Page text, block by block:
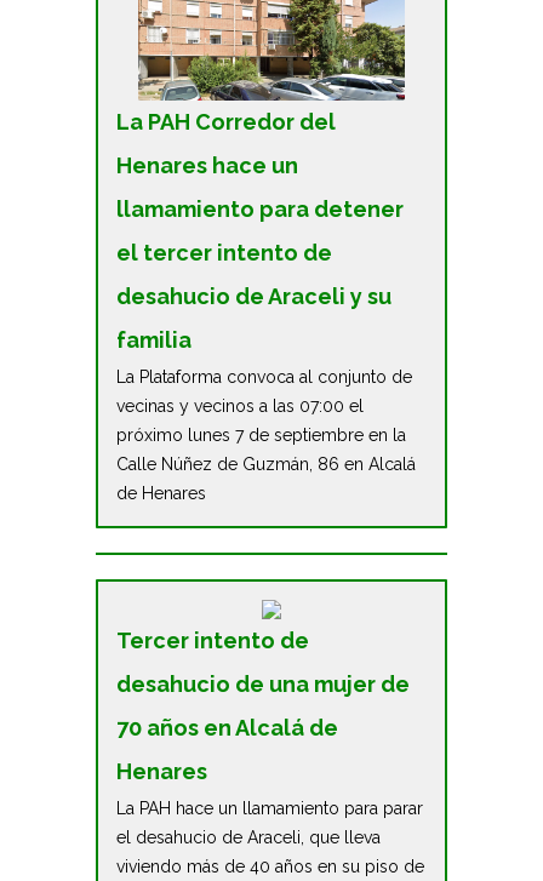
La PAH Corredor del
Henares hace un
llamamiento para detener
el tercer intento de
desahucio de Araceli y su
familia
La Plataforma convoca al conjunto de
vecinas y vecinos a las 07:00 el
próximo lunes 7 de septiembre en la
Calle Núñez de Guzmán, 86 en Alcalá
de Henares
Tercer intento de
desahucio de una mujer de
70 años en Alcalá de
Henares
La PAH hace un llamamiento para parar
el desahucio de Araceli, que lleva
viviendo más de 40 años en su piso de